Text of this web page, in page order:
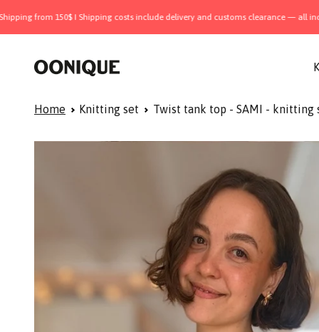
I Shipping costs include delivery and customs clearance — all inclusive I
OONIQUE
Home Knitting set Twist tank top - SAMI - knitting